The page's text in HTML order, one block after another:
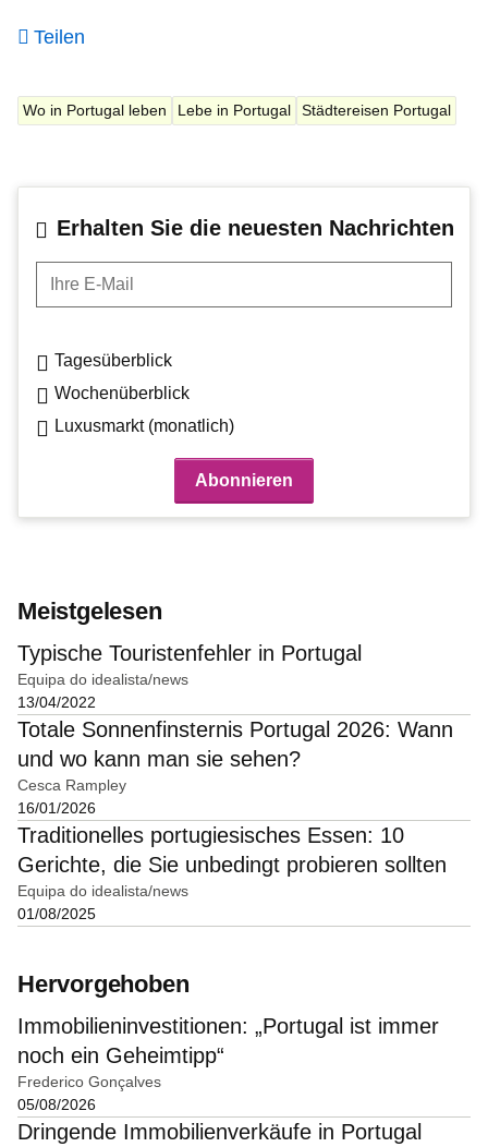
Teilen
Wo in Portugal leben Lebe in Portugal Städtereisen Portugal
Erhalten Sie die neuesten Nachrichten
Ihre E-Mail
Tagesüberblick
Wochenüberblick
Luxusmarkt (monatlich)
Meistgelesen
Typische Touristenfehler in Portugal
Equipa do idealista/news
13/04/2022
Totale Sonnenfinsternis Portugal 2026: Wann
und wo kann man sie sehen?
Cesca Rampley
16/01/2026
Traditionelles portugiesisches Essen: 10
Gerichte, die Sie unbedingt probieren sollten
Equipa do idealista/news
01/08/2025
Hervorgehoben
Immobilieninvestitionen: „Portugal ist immer
noch ein Geheimtipp“
Frederico Gonçalves
05/08/2026
Dringende Immobilienverkäufe in Portugal